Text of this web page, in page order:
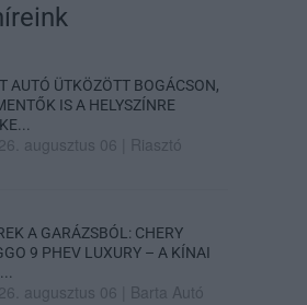
AUTÓ ÜTKÖZÖTT BOGÁCSON,
IS A HELYSZÍNRE
augusztus 06 Riasztó
A GARÁZSBÓL: CHERY
9 PHEV LUXURY – A KÍNAI
augusztus 06 Barta Autó